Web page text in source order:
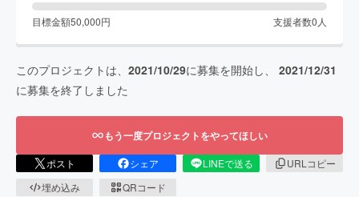
目標金額50,000円 支援者数0 人
このプロジェクトは、 2021/10/29に募集を開始し、 2021/12/31
に募集を終了しました
もう一度プロジェクトをやってほしい
ポスト シェア LINEで送る
URLコピー
埋め込み
QRコード